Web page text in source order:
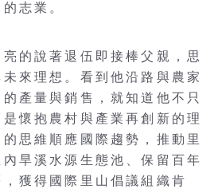
志業。
的說著退伍即接棒父親，思
來理想。看到他沿路與農家
產量與銷售，就知道他不只
懷抱農村與產業再創新的理
思維順應國際趨勢，推動里
旱溪水源生態池、保留百年
獲得國際里山倡議組織肯